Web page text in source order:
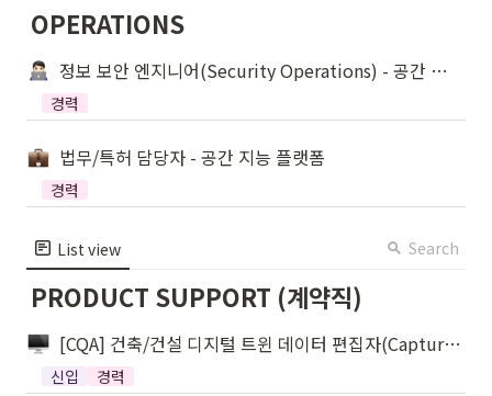
OPERATIONS
정보 보안 엔지니어(Security Operations) - 공간 지능 플랫폼
경력
법무/특허 담당자 - 공간 지능 플랫폼
경력
List view Search
PRODUCT SUPPORT (계약직)
[CQA] 건축/건설 디지털 트윈 데이터 편집자(Capture QA) (야간 근무)
신입 경력